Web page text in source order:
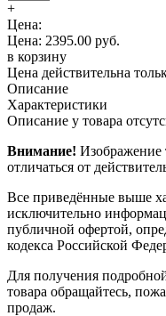
+
Цена:
Цена: 2395.00 руб.
в корзину
Цена действительна
Описание
Характеристики
Описание у товара
Внимание! Изображение
отличаться от
Все приведённые выше
исключительно
публичной офертой,
кодекса Российской
Для получения
товара обращайтесь,
продаж.